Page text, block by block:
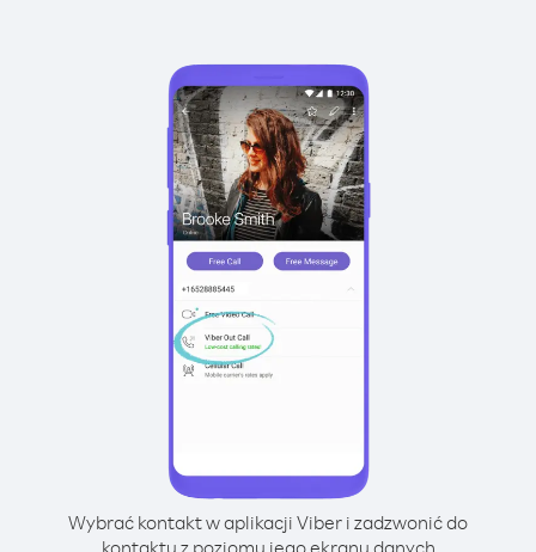
Wybrać kontakt w aplikacji Viber i zadzwonić do
kontaktu z poziomu jego ekranu danych